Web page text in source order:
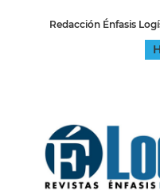
Redacción Énfasis